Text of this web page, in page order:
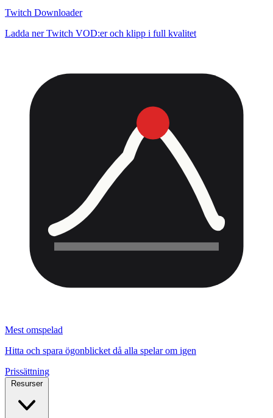
Twitch Downloader
Ladda ner Twitch VOD:er och klipp i full kvalitet
Mest omspelad
Hitta och spara ögonblicket då alla spelar om igen
Prissättning
Resurser